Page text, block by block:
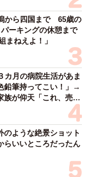
から四国まで 65歳の
ーキングの休憩まで
ねえよ！」
月の病院生活があま
鉛筆持ってこい！」→
族が仰天「これ、売れ
のような絶景ショット
らいいところだったん